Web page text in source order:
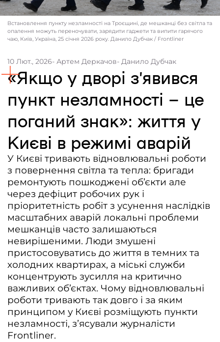
Підтримати
Команда
Контакти
Співпраця
Медіакіт
Партнери проєкту та подяка
Редакційна політика | Копірайт
Встановлення пункту незламності на Троєщині, де мешканці без світла та
опалення можуть переночувати, зарядити гаджети та випити гарячого
чаю, Київ, Україна, 25 січня 2026 року. Данило Дубчак / Frontliner
10 Лют., 2026- Артем Деркачов- Данило Дубчак
«Якщо у дворі зʼявився
пункт незламності – це
поганий знак»: життя у
Києві в режимі аварій
У Києві тривають відновлювальні роботи
з повернення світла та тепла: бригади
ремонтують пошкоджені об’єкти але
через дефіцит робочих рук і
пріоритетність робіт з усунення наслідків
масштабних аварій локальні проблеми
мешканців часто залишаються
невирішеними. Люди змушені
пристосовуватись до життя в темних та
холодних квартирах, а міські служби
концентрують зусилля на критично
важливих об’єктах. Чому відновлювальні
роботи тривають так довго і за яким
принципом у Києві розміщують пункти
незламності, з’ясували журналісти
Frontliner.